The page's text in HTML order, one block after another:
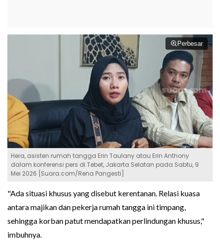
Perbesar
Hera, asisten rumah tangga Erin Taulany atau Erin Anthony
dalam konferensi pers di Tebet, Jakarta Selatan pada Sabtu, 9
Mei 2026 [Suara.com/Rena Pangesti]
"Ada situasi khusus yang disebut kerentanan. Relasi kuasa
antara majikan dan pekerja rumah tangga ini timpang,
sehingga korban patut mendapatkan perlindungan khusus,"
imbuhnya.